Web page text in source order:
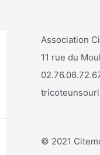
Association
11 rue du
© 2021